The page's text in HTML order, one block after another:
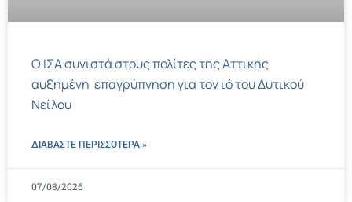
Ο ΙΣΑ συνιστά στους πολίτες της Αττικής
αυξημένη επαγρύπνηση για τον ιό του Δυτικού
Νείλου
ΔΙΑΒΑΣΤΕ ΠΕΡΙΣΣΌΤΕΡΑ »
07/08/2026